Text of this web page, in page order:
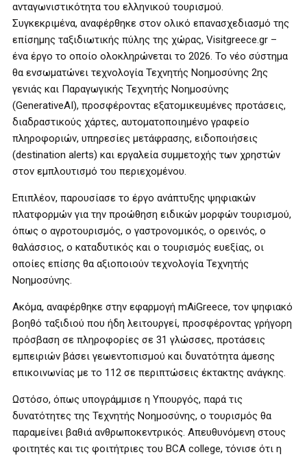
ανταγωνιστικότητα του ελληνικού τουρισμού.
Συγκεκριμένα, αναφέρθηκε στον ολικό επανασχεδιασμό της
επίσημης ταξιδιωτικής πύλης της χώρας, Visitgreece.gr –
ένα έργο το οποίο ολοκληρώνεται το 2026. Το νέο σύστημα
θα ενσωματώνει τεχνολογία Τεχνητής Νοημοσύνης 2ης
γενιάς και Παραγωγικής Τεχνητής Νοημοσύνης
(GenerativeAI), προσφέροντας εξατομικευμένες προτάσεις,
διαδραστικούς χάρτες, αυτοματοποιημένο γραφείο
πληροφοριών, υπηρεσίες μετάφρασης, ειδοποιήσεις
(destination alerts) και εργαλεία συμμετοχής των χρηστών
στον εμπλουτισμό του περιεχομένου.
Επιπλέον, παρουσίασε το έργο ανάπτυξης ψηφιακών
πλατφορμών για την προώθηση ειδικών μορφών τουρισμού,
όπως ο αγροτουρισμός, ο γαστρονομικός, ο ορεινός, ο
θαλάσσιος, ο καταδυτικός και ο τουρισμός ευεξίας, οι
οποίες επίσης θα αξιοποιούν τεχνολογία Τεχνητής
Νοημοσύνης.
Ακόμα, αναφέρθηκε στην εφαρμογή mAiGreece, τον ψηφιακό
βοηθό ταξιδιού που ήδη λειτουργεί, προσφέροντας γρήγορη
πρόσβαση σε πληροφορίες σε 31 γλώσσες, προτάσεις
εμπειριών βάσει γεωεντοπισμού και δυνατότητα άμεσης
επικοινωνίας με το 112 σε περιπτώσεις έκτακτης ανάγκης.
Ωστόσο, όπως υπογράμμισε η Υπουργός, παρά τις
δυνατότητες της Τεχνητής Νοημοσύνης, ο τουρισμός θα
παραμείνει βαθιά ανθρωποκεντρικός. Απευθυνόμενη στους
φοιτητές και τις φοιτήτριες του ΒCA college, τόνισε ότι η